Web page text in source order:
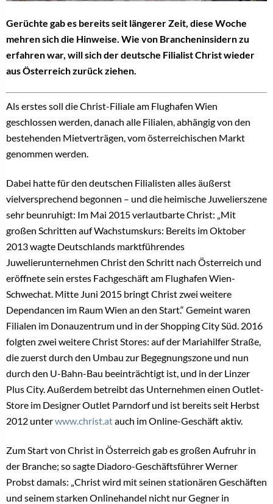
Gerüchte gab es bereits seit längerer Zeit, diese Woche
mehren sich die Hinweise. Wie von Brancheninsidern zu
erfahren war, will sich der deutsche Filialist Christ wieder
aus Österreich zurück ziehen.
Als erstes soll die Christ-Filiale am Flughafen Wien
geschlossen werden, danach alle Filialen, abhängig von den
bestehenden Mietverträgen, vom österreichischen Markt
genommen werden.
Dabei hatte für den deutschen Filialisten alles äußerst
vielversprechend begonnen – und die heimische Juwelierszene
sehr beunruhigt: Im Mai 2015 verlautbarte Christ: „Mit
großen Schritten auf Wachstumskurs: Bereits im Oktober
2013 wagte Deutschlands marktführendes
Juwelierunternehmen Christ den Schritt nach Österreich und
eröffnete sein erstes Fachgeschäft am Flughafen Wien-
Schwechat. Mitte Juni 2015 bringt Christ zwei weitere
Dependancen im Raum Wien an den Start.“ Gemeint waren
Filialen im Donauzentrum und in der Shopping City Süd. 2016
folgten zwei weitere Christ Stores: auf der Mariahilfer Straße,
die zuerst durch den Umbau zur Begegnungszone und nun
durch den U-Bahn-Bau beeinträchtigt ist, und in der Linzer
Plus City. Außerdem betreibt das Unternehmen einen Outlet-
Store im Designer Outlet Parndorf und ist bereits seit Herbst
2012 unterwww.christ.atauch im Online-Geschäft aktiv.
Zum Start von Christ in Österreich gab es großen Aufruhr in
der Branche; so sagte Diadoro-Geschäftsführer Werner
Probst damals: „Christ wird mit seinen stationären Geschäften
und seinem starken Onlinehandel nicht nur Gegner in